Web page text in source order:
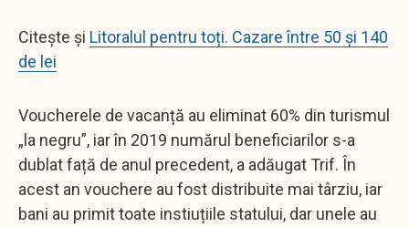
Citește și Litoralul pentru toți. Cazare între 50 și 140
de lei
Voucherele de vacanță au eliminat 60% din turismul
„la negru”, iar în 2019 numărul beneficiarilor s-a
dublat față de anul precedent, a adăugat Trif. În
acest an vouchere au fost distribuite mai târziu, iar
bani au primit toate instiuțiile statului, dar unele au